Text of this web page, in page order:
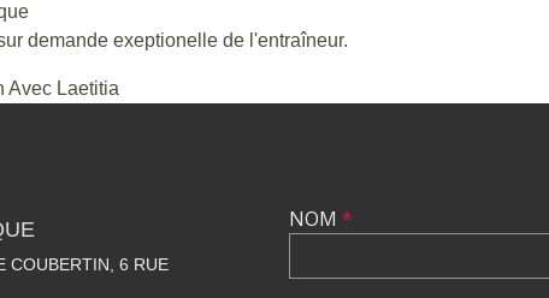
demande exeptionelle de l'entraîneur.
Avec Laetitia
COUBERTIN, 6 RUE
NOM *